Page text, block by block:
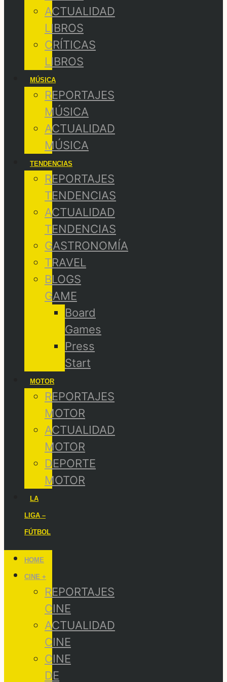
ACTUALIDAD
LIBROS
CRÍTICAS
LIBROS
MÚSICA
REPORTAJES
MÚSICA
ACTUALIDAD
MÚSICA
TENDENCIAS
REPORTAJES
TENDENCIAS
ACTUALIDAD
TENDENCIAS
GASTRONOMÍA
TRAVEL
BLOGS
GAME
Board
Games
Press
Start
MOTOR
REPORTAJES
MOTOR
ACTUALIDAD
MOTOR
DEPORTE
MOTOR
LA
LIGA –
FÚTBOL
HOME
CINE +
REPORTAJES
CINE
ACTUALIDAD
CINE
CINE
DE